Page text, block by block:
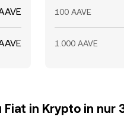
100 AAVE
1.000 AAVE
in Krypto in nur